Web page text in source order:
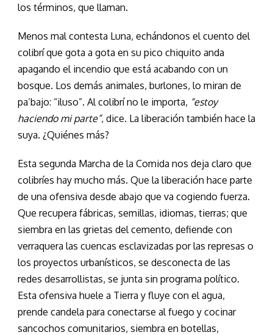
los términos, que llaman.
Menos mal contesta Luna, echándonos el cuento del
colibrí que gota a gota en su pico chiquito anda
apagando el incendio que está acabando con un
bosque. Los demás animales, burlones, lo miran de
pa’bajo: “iluso”. Al colibrí no le importa, “estoy
haciendo mi parte”, dice. La liberación también hace la
suya. ¿Quiénes más?
Esta segunda Marcha de la Comida nos deja claro que
colibríes hay mucho más. Que la liberación hace parte
de una ofensiva desde abajo que va cogiendo fuerza.
Que recupera fábricas, semillas, idiomas, tierras; que
siembra en las grietas del cemento, defiende con
verraquera las cuencas esclavizadas por las represas o
los proyectos urbanísticos, se desconecta de las
redes desarrollistas, se junta sin programa político.
Esta ofensiva huele a Tierra y fluye con el agua,
prende candela para conectarse al fuego y cocinar
sancochos comunitarios, siembra en botellas,